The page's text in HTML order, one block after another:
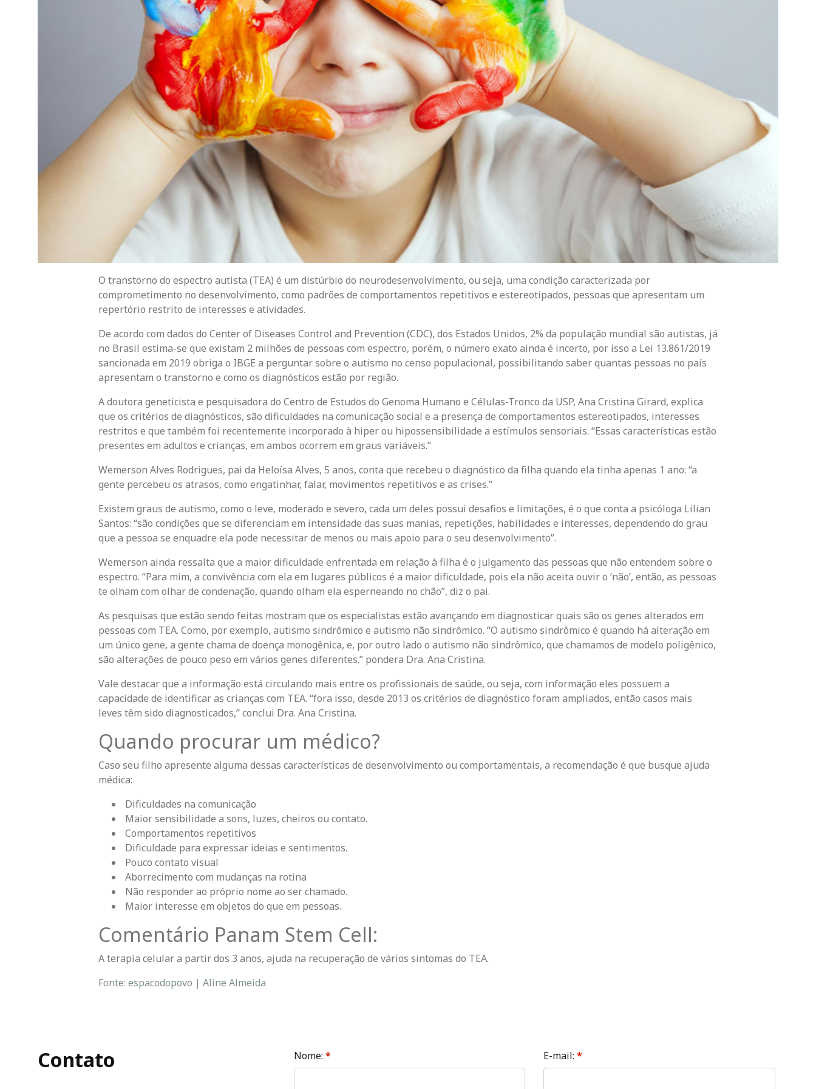
O transtorno do espectro autista (TEA) é um distúrbio do neurodesenvolvimento, ou seja, uma condição caracterizada por
comprometimento no desenvolvimento, como padrões de comportamentos repetitivos e estereotipados, pessoas que apresentam um
repertório restrito de interesses e atividades.
De acordo com dados do Center of Diseases Control and Prevention (CDC), dos Estados Unidos, 2% da população mundial são autistas, já
no Brasil estima-se que existam 2 milhões de pessoas com espectro, porém, o número exato ainda é incerto, por isso a Lei 13.861/2019
sancionada em 2019 obriga o IBGE a perguntar sobre o autismo no censo populacional, possibilitando saber quantas pessoas no país
apresentam o transtorno e como os diagnósticos estão por região.
A doutora geneticista e pesquisadora do Centro de Estudos do Genoma Humano e Células-Tronco da USP, Ana Cristina Girard, explica
que os critérios de diagnósticos, são dificuldades na comunicação social e a presença de comportamentos estereotipados, interesses
restritos e que também foi recentemente incorporado à hiper ou hipossensibilidade a estímulos sensoriais. “Essas características estão
presentes em adultos e crianças, em ambos ocorrem em graus variáveis.”
Wemerson Alves Rodrigues, pai da Heloísa Alves, 5 anos, conta que recebeu o diagnóstico da filha quando ela tinha apenas 1 ano: “a
gente percebeu os atrasos, como engatinhar, falar, movimentos repetitivos e as crises.”
Existem graus de autismo, como o leve, moderado e severo, cada um deles possui desafios e limitações, é o que conta a psicóloga Lilian
Santos: “são condições que se diferenciam em intensidade das suas manias, repetições, habilidades e interesses, dependendo do grau
que a pessoa se enquadre ela pode necessitar de menos ou mais apoio para o seu desenvolvimento”.
Wemerson ainda ressalta que a maior dificuldade enfrentada em relação à filha é o julgamento das pessoas que não entendem sobre o
espectro. “Para mim, a convivência com ela em lugares públicos é a maior dificuldade, pois ela não aceita ouvir o ‘não’, então, as pessoas
te olham com olhar de condenação, quando olham ela esperneando no chão”, diz o pai.
As pesquisas que estão sendo feitas mostram que os especialistas estão avançando em diagnosticar quais são os genes alterados em
pessoas com TEA. Como, por exemplo, autismo sindrômico e autismo não sindrômico. “O autismo sindrômico é quando há alteração em
um único gene, a gente chama de doença monogênica, e, por outro lado o autismo não sindrômico, que chamamos de modelo poligênico,
são alterações de pouco peso em vários genes diferentes.” pondera Dra. Ana Cristina.
Vale destacar que a informação está circulando mais entre os profissionais de saúde, ou seja, com informação eles possuem a
capacidade de identificar as crianças com TEA. “fora isso, desde 2013 os critérios de diagnóstico foram ampliados, então casos mais
leves têm sido diagnosticados,” conclui Dra. Ana Cristina.
Quando procurar um médico?
Caso seu filho apresente alguma dessas características de desenvolvimento ou comportamentais, a recomendação é que busque ajuda
médica:
Dificuldades na comunicação
Maior sensibilidade a sons, luzes, cheiros ou contato.
Comportamentos repetitivos
Dificuldade para expressar ideias e sentimentos.
Pouco contato visual
Aborrecimento com mudanças na rotina
Não responder ao próprio nome ao ser chamado.
Maior interesse em objetos do que em pessoas.
Comentário Panam Stem Cell:
A terapia celular a partir dos 3 anos, ajuda na recuperação de vários sintomas do TEA.
Fonte: espacodopovo | Aline Almeida
Contato Nome: * E-mail: *